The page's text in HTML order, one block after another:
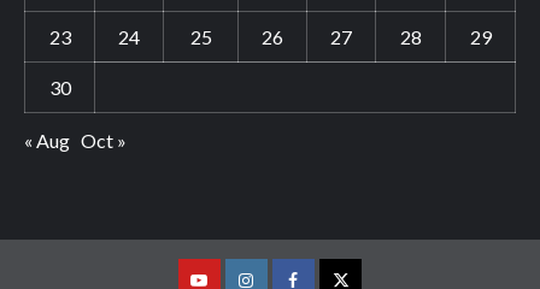
23 24 25 26 27 28 29
30
« Aug Oct »